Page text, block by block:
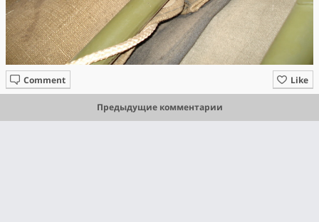
Like
Comment
Предыдущие комментарии